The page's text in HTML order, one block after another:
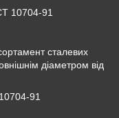
10704-91
сталевих
діаметром від
91